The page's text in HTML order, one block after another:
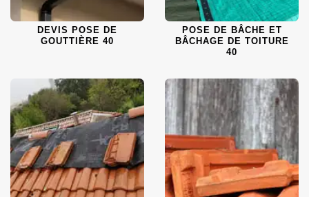
DEVIS POSE DE
GOUTTIÈRE 40
POSE DE BÂCHE ET
BÂCHAGE DE TOITURE
40